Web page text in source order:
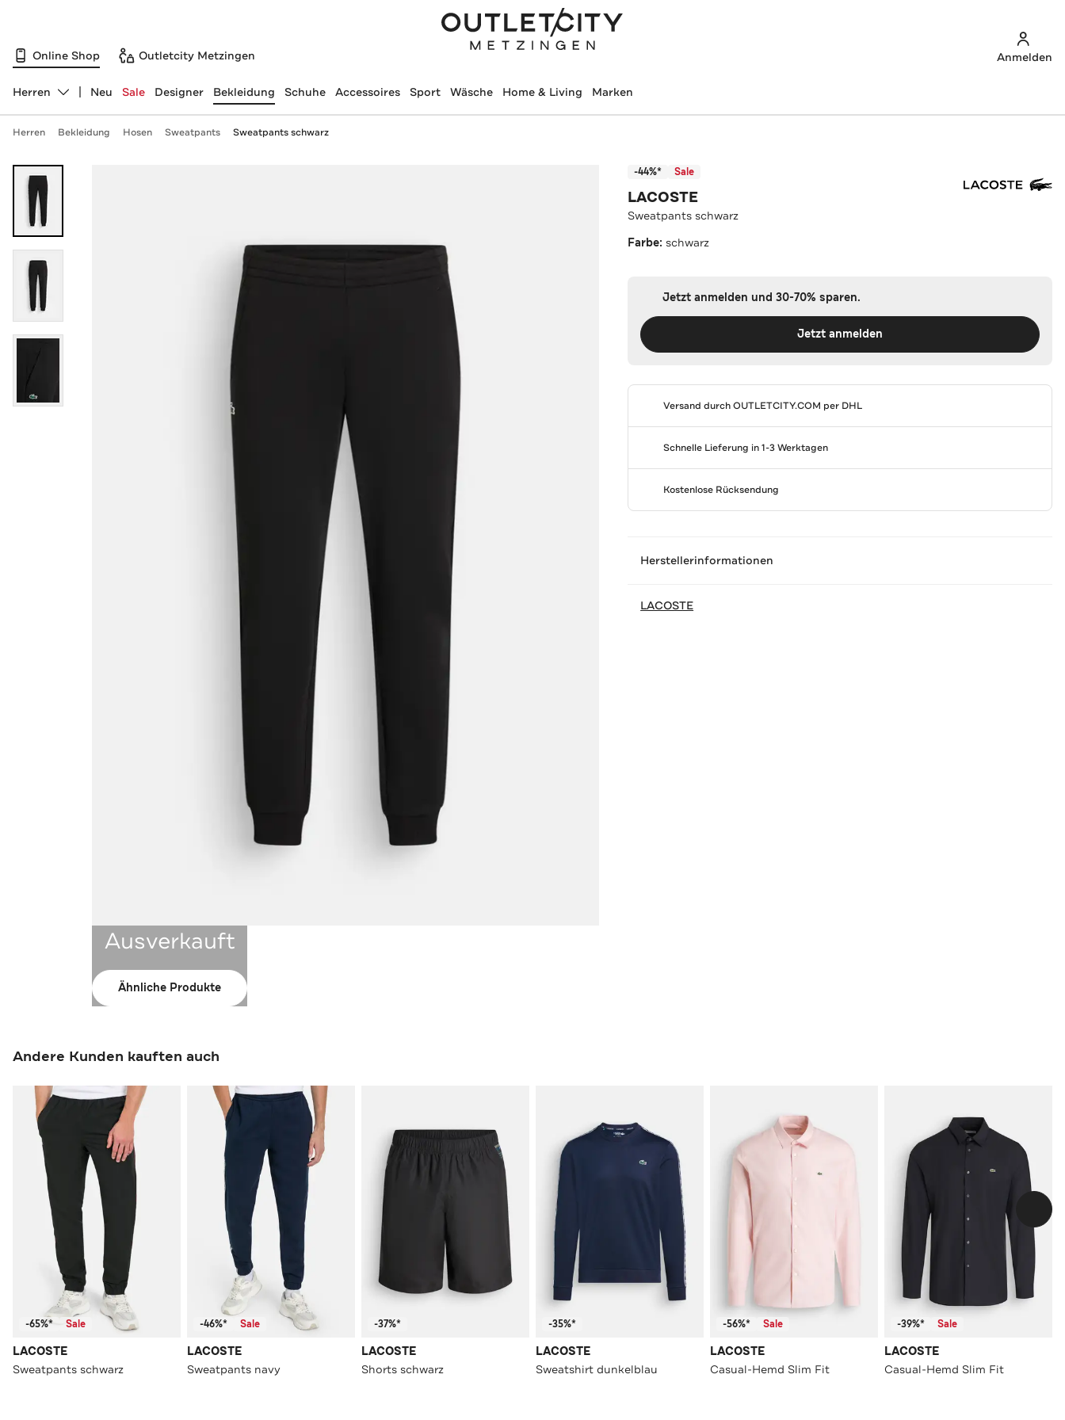
Online Shop Outletcity Metzingen Anmelden
Abteilung ändern, ausgewählt:
Herren Neu Sale Designer Bekleidung Schuhe Accessoires Sport Wäsche Home & Living Marken
Herren Bekleidung Hosen Sweatpants Sweatpants schwarz
Ausverkauft
Ähnliche Produkte
-44%* Sale
LACOSTE
Sweatpants schwarz
Farbe: schwarz
Jetzt anmelden und 30-70% sparen.
Jetzt anmelden
Versand durchOUTLETCITY.COM per DHL
Schnelle Lieferung in 1-3 Werktagen
Kostenlose Rücksendung
Herstellerinformationen
LACOSTE
Andere Kunden kauften auch
-65%* Sale
LACOSTE
Sweatpants schwarz
-46%* Sale
LACOSTE
Sweatpants navy
-37%*
LACOSTE
Shorts schwarz
-35%*
LACOSTE
Sweatshirt dunkelblau
-56%* Sale
LACOSTE
Casual-Hemd Slim Fit
-39%* Sale
LACOSTE
Casual-Hemd Slim Fit